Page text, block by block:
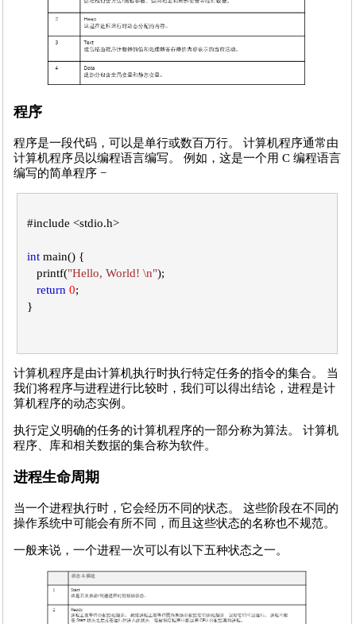
程序
程序是一段代码，可以是单行或数百万行。 计算机程序通常由
计算机程序员以编程语言编写。 例如，这是一个用 C 编程语言
编写的简单程序 −
#include <stdio.h>
int main() {
   printf(
"Hello, World! \n");
return 0;
}
计算机程序是由计算机执行时执行特定任务的指令的集合。 当
我们将程序与进程进行比较时，我们可以得出结论，进程是计
算机程序的动态实例。
执行定义明确的任务的计算机程序的一部分称为算法。 计算机
程序、库和相关数据的集合称为软件。
进程生命周期
当一个进程执行时，它会经历不同的状态。 这些阶段在不同的
操作系统中可能会有所不同，而且这些状态的名称也不规范。
一般来说，一个进程一次可以有以下五种状态之一。